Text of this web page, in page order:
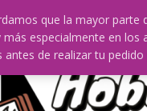
que la mayor
especialmente en
de realizar tu pedido